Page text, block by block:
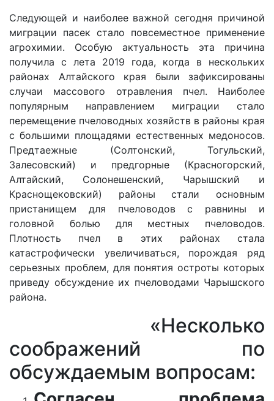
Следующей и наиболее важной сегодня причиной
миграции пасек стало повсеместное применение
агрохимии. Особую актуальность эта причина
получила с лета 2019 года, когда в нескольких
районах Алтайского края были зафиксированы
случаи массового отравления пчел. Наиболее
популярным направлением миграции стало
перемещение пчеловодных хозяйств в районы края
с большими площадями естественных медоносов.
Предтаежные (Солтонский, Тогульский,
Залесовский) и предгорные (Красногорский,
Алтайский, Солонешенский, Чарышский и
Краснощековский) районы стали основным
пристанищем для пчеловодов с равнины и
головной болью для местных пчеловодов.
Плотность пчел в этих районах стала
катастрофически увеличиваться, порождая ряд
серьезных проблем, для понятия остроты которых
приведу обсуждение их пчеловодами Чарышского
района.
«Несколько
соображений по
обсуждаемым вопросам: